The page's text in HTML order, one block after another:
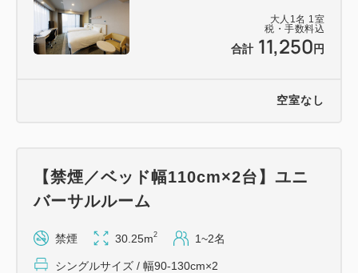
大人 1 名 1 室
税・手数料込
合計 11,250 円
空室なし
【禁煙／ベッド幅110cm×2台】ユニ
バーサルルーム
禁煙 30.25m2 1~2名
シングルサイズ / 幅90-130cm×2